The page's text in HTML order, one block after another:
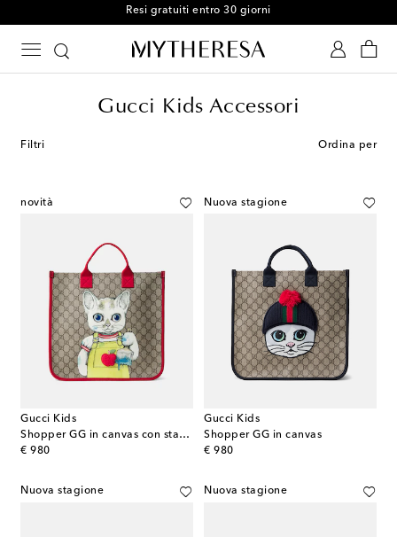
Resi gratuiti entro 30 giorni
Gucci Kids Accessori
Filtri Ordina per
novità
Gucci Kids
Shopper GG in canvas con stampa
€ 980
original price
Nuova stagione
Gucci Kids
Shopper GG in canvas
€ 980
original price
Nuova stagione Nuova stagione